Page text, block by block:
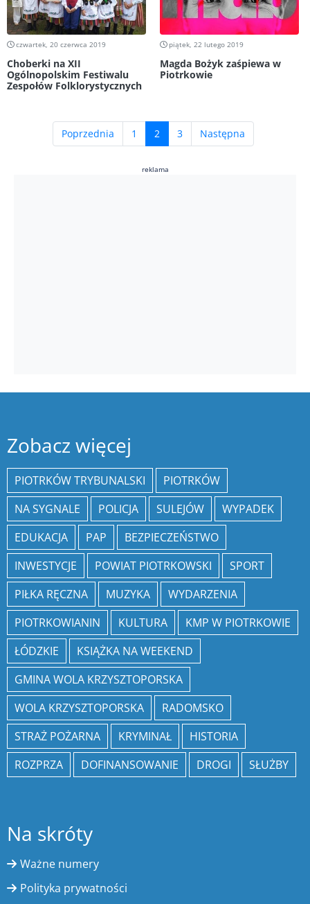
czwartek, 20 czerwca 2019
Choberki na XII
Ogólnopolskim Festiwalu
Zespołów Folklorystycznych
piątek, 22 lutego 2019
Magda Bożyk zaśpiewa w
Piotrkowie
Poprzednia 1 2(current)
3 Następna
reklama
Zobacz więcej
PIOTRKÓW TRYBUNALSKI
PIOTRKÓW
NA SYGNALE
POLICJA SULEJÓW
WYPADEK
EDUKACJA
PAP
BEZPIECZEŃSTWO
INWESTYCJE
POWIAT PIOTRKOWSKI
SPORT
PIŁKA RĘCZNA
MUZYKA
WYDARZENIA
PIOTRKOWIANIN
KULTURA
KMP W PIOTRKOWIE
ŁÓDZKIE
KSIĄŻKA NA WEEKEND
GMINA WOLA KRZYSZTOPORSKA
WOLA KRZYSZTOPORSKA
RADOMSKO
STRAŻ POŻARNA
KRYMINAŁ
HISTORIA
ROZPRZA
DOFINANSOWANIE DROGI SŁUŻBY
Na skróty
Ważne numery
Polityka prywatności